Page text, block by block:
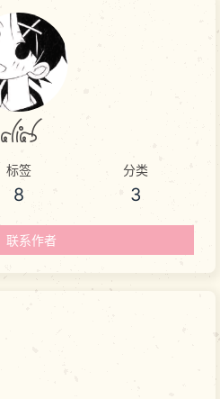
akas
标签
8
分类
3
联系作者